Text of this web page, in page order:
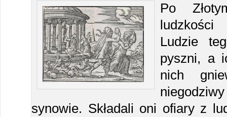
Po
Ludzie
pyszni, a
nich
synowie. Składali oni ofiary z